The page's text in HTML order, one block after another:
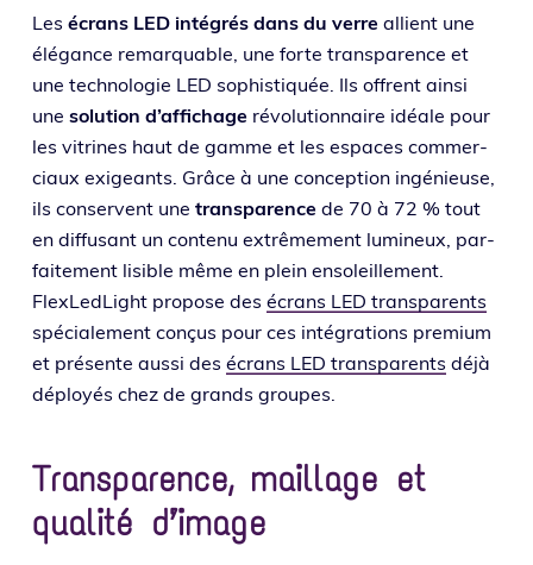
Les écrans LED inté­grés dans du verre allient une
élé­gance remar­quable, une forte trans­pa­rence et
une tech­no­lo­gie LED sophis­ti­quée. Ils offrent ain­si
une solu­tion d’affichage révo­lu­tion­naire idéale pour
les vitrines haut de gamme et les espaces com­mer­
ciaux exi­geants. Grâce à une concep­tion ingé­nieuse,
ils conservent une trans­pa­rence de 70 à 72 % tout
en dif­fu­sant un conte­nu extrê­me­ment lumi­neux, par­
fai­te­ment lisible même en plein enso­leille­ment.
FlexLedLight pro­pose des écrans LED trans­pa­rents
spé­cia­le­ment conçus pour ces inté­gra­tions pre­mium
et pré­sente aus­si des écrans LED trans­pa­rents déjà
déployés chez de grands groupes.
Transparence, maillage et
qualité d’image